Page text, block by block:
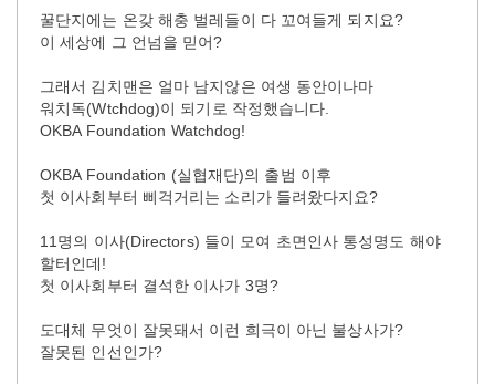
꿀단지에는 온갖 해충 벌레들이 다 꼬여들게 되지요?
이 세상에 그 언넘을 믿어?
그래서 김치맨은 얼마 남지않은 여생 동안이나마
워치독(Wtchdog)이 되기로 작정했습니다.
OKBA Foundation Watchdog!
OKBA Foundation (실협재단)의 출범 이후
첫 이사회부터 삐걱거리는 소리가 들려왔다지요?
11명의 이사(Directors) 들이 모여 초면인사 통성명도 해야
할터인데!
첫 이사회부터 결석한 이사가 3명?
도대체 무엇이 잘못돼서 이런 희극이 아닌 불상사가?
잘못된 인선인가?